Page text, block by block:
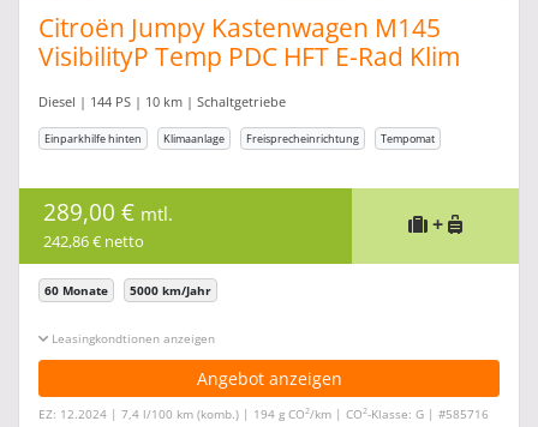
Citroën Jumpy Kastenwagen M145
VisibilityP Temp PDC HFT E-Rad Klim
Diesel | 144 PS | 10 km | Schaltgetriebe
Einparkhilfe hinten Klimaanlage Freisprecheinrichtung Tempomat
289,00 € mtl.
242,86 € netto
+
60 Monate 5000 km/Jahr
Leasingkonditionen ein-/ausblenden
Angebot anzeigen
EZ: 12.2024 | 7,4 l/100 km (komb.) | 194 g CO2/km | CO2-Klasse: G | #585716